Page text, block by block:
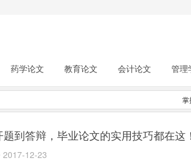
药学论文 教育论文 会计论文 管理
掌
题到答辩，毕业论文的实用技巧都在这！
2017-12-23